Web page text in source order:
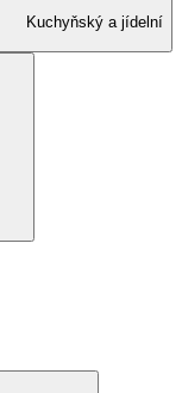
Kuchyňský a jídelní